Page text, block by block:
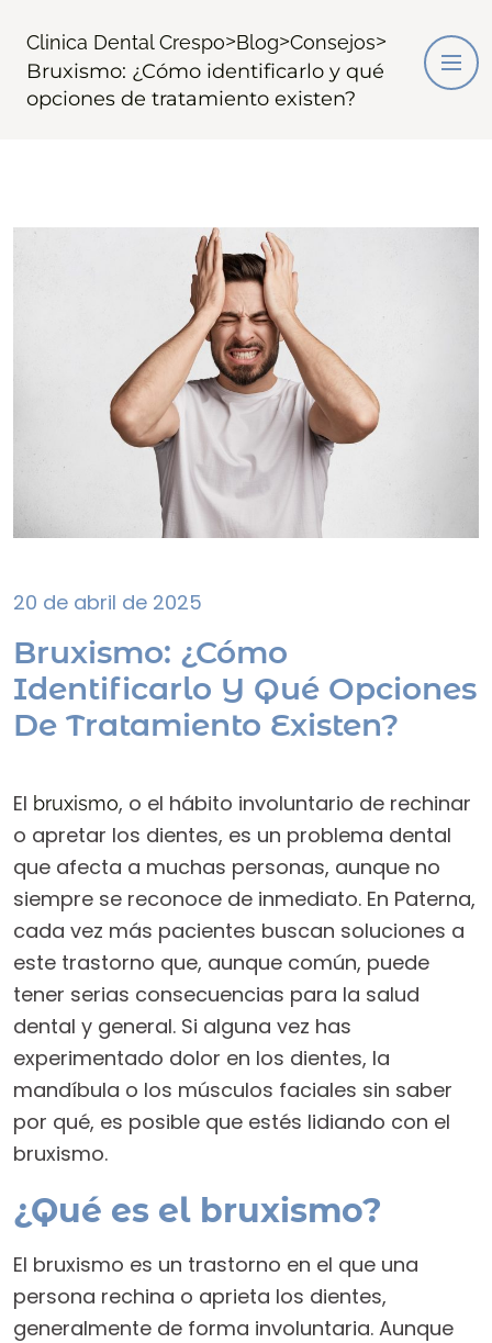
Clinica Dental Crespo>Blog>Consejos>
Bruxismo: ¿Cómo identificarlo y qué
opciones de tratamiento existen?
20 de abril de 2025
Bruxismo: ¿Cómo
Identificarlo Y Qué Opciones
De Tratamiento Existen?
El bruxismo, o el hábito involuntario de rechinar
o apretar los dientes, es un problema dental
que afecta a muchas personas, aunque no
siempre se reconoce de inmediato. En Paterna,
cada vez más pacientes buscan soluciones a
este trastorno que, aunque común, puede
tener serias consecuencias para la salud
dental y general. Si alguna vez has
experimentado dolor en los dientes, la
mandíbula o los músculos faciales sin saber
por qué, es posible que estés lidiando con el
bruxismo.
¿Qué es el bruxismo?
El bruxismo es un trastorno en el que una
persona rechina o aprieta los dientes,
generalmente de forma involuntaria. Aunque